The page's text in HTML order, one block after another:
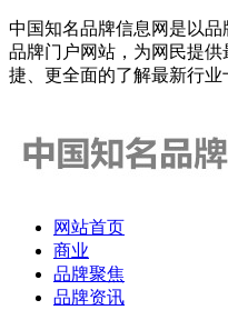
中国知名品牌信息网是以
品牌门户网站，为网民提
捷、更全面的了解最新行业
网站首页
商业
品牌聚焦
品牌资讯